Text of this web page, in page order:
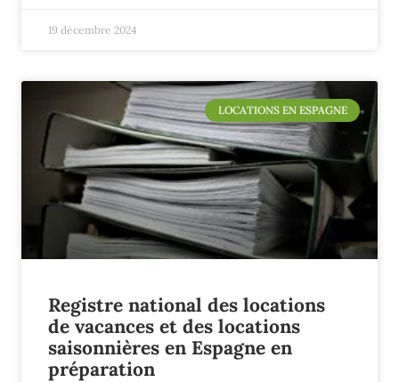
19 décembre 2024
LOCATIONS EN ESPAGNE
Registre national des locations
de vacances et des locations
saisonnières en Espagne en
préparation